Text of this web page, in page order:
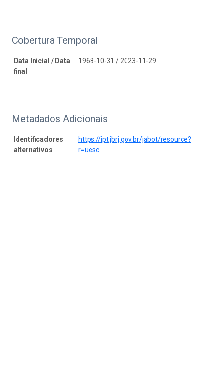
Cobertura Temporal
Data Inicial / Data
final
1968-10-31 / 2023-11-29
Metadados Adicionais
Identificadores
alternativos
https://ipt.jbrj.gov.br/jabot/resource?
r=uesc